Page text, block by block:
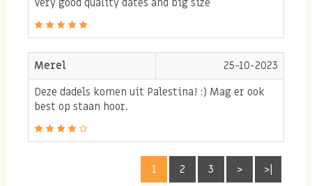
Tips voor medjool dadels
Medjoul dadels zijn heerlijk om zo te eten, maar
kunnen bijvoorbeeld ook gevuld worden met roomkaas
en een
van de pit een walnoot. Dit zorgt er ook voor dat de
glucosepiek iets wordt geminimaliseerd door de
Merel
25-10-2023
Deze dadels komen uit Palestina! :) Mag er ook
best op staan hoor.
1 2 3 > >|